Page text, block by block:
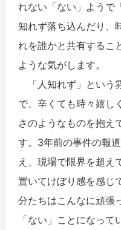
れない「ない」ようで
知れず落ち込んだり、
れを誰かと共有するこ
ような気がします。
「人知れず」という
で、辛くても時々嬉し
さのようなものを抱え
す。3年前の事件の報
え、現場で限界を超え
置いてけぼり感を感じ
分たちはこんなに頑張
「ない」ことになっ